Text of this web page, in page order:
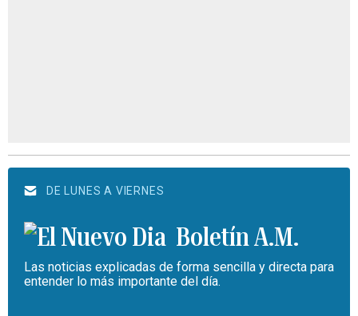
DE LUNES A VIERNES
Boletín A.M.
Las noticias explicadas de forma sencilla y directa para
entender lo más importante del día.